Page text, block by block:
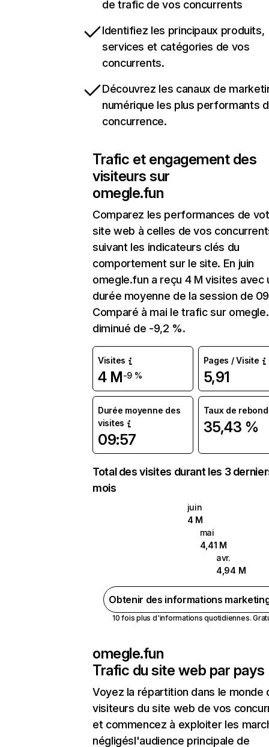
de trafic de vos concurrents
Identifiez les principaux produits,
services et catégories de vos
concurrents.
Découvrez les canaux de
numérique les plus performants
concurrence.
Trafic et engagement des
visiteurs sur
omegle.fun
Comparez les performances de
site web à celles de vos
suivant les indicateurs clés du
comportement sur le site. En juin
omegle.fun a reçu 4 M visites avec
durée moyenne de la session de
Comparé à mai le trafic sur
diminué de -9,2 %.
Visites
4 M-9 %
Pages / Visite
5,91
Durée moyenne des
visites
09:57
Taux de rebond
35,43 %
Total des visites durant les 3
mois
juin
4 M
mai
4,41 M
avr.
4,94 M
Obtenir des informations
10 fois plus d'informations quotidiennes.
omegle.fun
Trafic du site web par pays
Voyez la répartition dans le monde
visiteurs du site web de vos
et commencez à exploiter les
négligésl'audience principale de